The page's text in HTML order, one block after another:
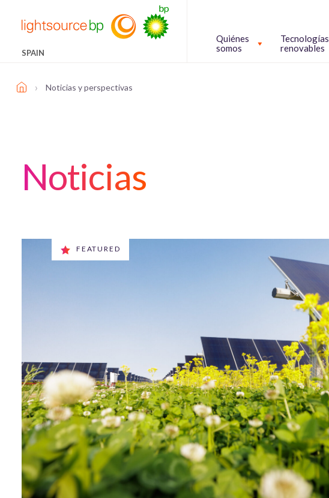
SPAIN
Quiénes
somos
Tecnologías
renovables
› Noticias y perspectivas
Noticias
FEATURED